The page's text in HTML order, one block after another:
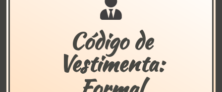
Código de
Vestimenta: